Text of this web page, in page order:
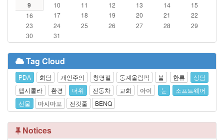
9 10 11 12 13 14
15
16
17 18 19 20 21
22
23
24 25 26 27 28
29
30
31
Tag Cloud
PDA 회담 개인주의 청명절 동계올림픽 불 한류
상담
펩시콜라
환경 더위 전동차 교회 아이 눈
소프트웨어
선물
마시마포 전깃줄 BENQ
Notices